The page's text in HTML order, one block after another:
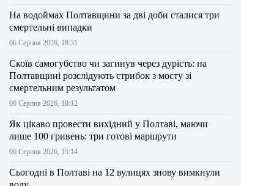
На водоймах Полтавщини за дві доби сталися три
смертельні випадки
06 Серпня 2026, 18:31
Скоїв самогубство чи загинув через дурість: на
Полтавщині розслідують стрибок з мосту зі
смертельним результатом
06 Серпня 2026, 18:12
Як цікаво провести вихідний у Полтаві, маючи
лише 100 гривень: три готові маршрути
06 Серпня 2026, 15:14
Сьогодні в Полтаві на 12 вулицях знову вимкнули